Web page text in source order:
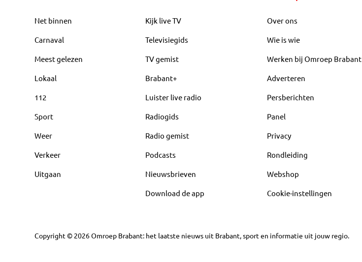
Net binnen
Carnaval
Meest gelezen
Lokaal
112
Sport
Weer
Verkeer
Uitgaan
Kijk live TV
Televisiegids
TV gemist
Brabant+
Luister live radio
Radiogids
Radio gemist
Podcasts
Nieuwsbrieven
Download de app
Over ons
Wie is wie
Werken bij Omroep Brabant
Adverteren
Persberichten
Panel
Privacy
Rondleiding
Webshop
Cookie-instellingen
Copyright © 2026Omroep Brabant: het laatste nieuws uit Brabant, sport en informatie uit jouw regio.